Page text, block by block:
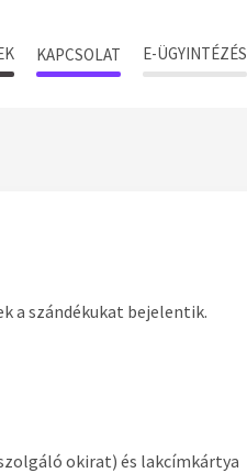
KAPCSOLAT E-ÜGYINTÉZÉS
a szándékukat bejelentik.
okirat) és lakcímkártya